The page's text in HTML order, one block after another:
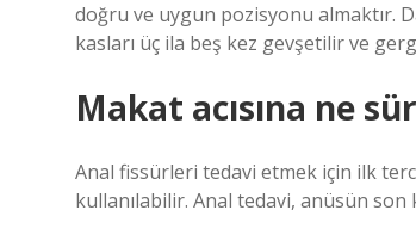
doğru ve uygun pozisyonu almaktır.
kasları üç ila beş kez gevşetilir ve
Makat acısına ne
Anal fissürleri tedavi etmek için ilk
kullanılabilir. Anal tedavi, anüsün son